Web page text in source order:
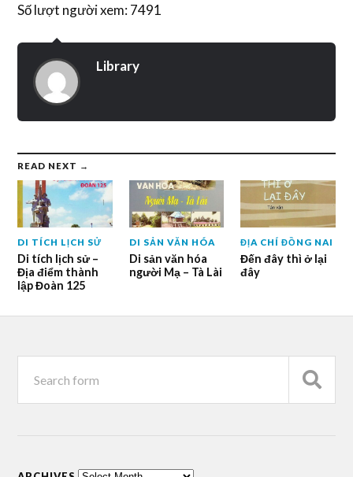
Số lượt người xem: 7491
Library
READ NEXT →
DI TÍCH LỊCH SỬ
Di tích lịch sử –
Địa điểm thành
lập Đoàn 125
DI SẢN VĂN HÓA
Di sản văn hóa
người Mạ – Tà Lài
ĐỊA CHÍ ĐỒNG NAI
Đến đây thì ở lại
đây